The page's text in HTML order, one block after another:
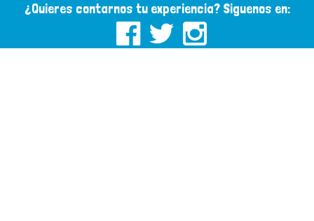
¿Quieres contarnos tu experiencia? Siguenos en: